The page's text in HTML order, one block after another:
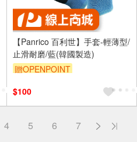
【Panrico 百利世】手套-輕薄型/
止滑耐磨/藍(韓國製造)
贈OPENPOINT
$100
4 5 6 7